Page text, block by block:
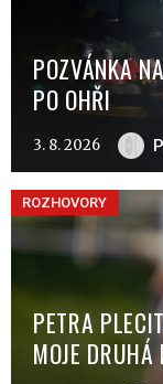
POZVÁNKA
PO OHŘI
3. 8. 2026
ROZHOVORY
PETRA
MOJE DRUHÁ